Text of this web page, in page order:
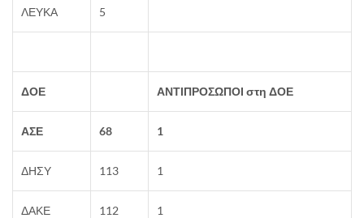
ΛΕΥΚΑ 5
ΔΟΕ ΑΝΤΙΠΡΟΣΩΠΟΙ στη ΔΟΕ
ΑΣΕ 68 1
ΔΗΣΥ 113 1
ΔΑΚΕ 112 1